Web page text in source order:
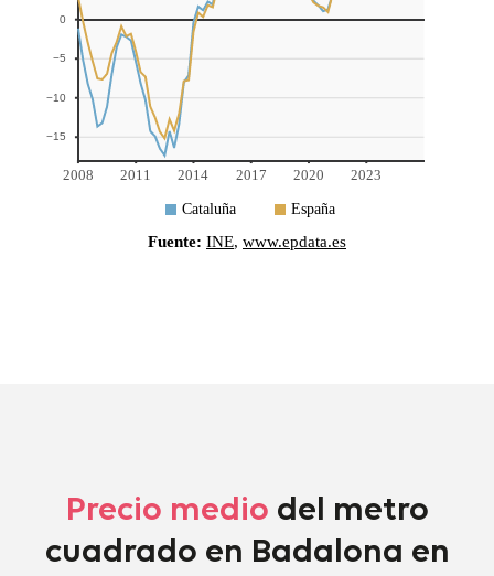
Precio medio del metro
cuadrado en Badalona en